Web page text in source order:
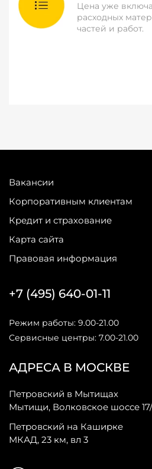
Цена уже
расходных
частей и работ.
Вакансии
Корпоративным клиентам
Кредит и страхование
Карта сайта
Правовая информация
АДРЕСА В МОСКВЕ
Петровский в Мытищах
Мытищи, Волковское шоссе 17/
Петровский на Каширке
МКАД, 23 км, вл 3
+7 (495) 640-01-11
Режим работы: 9.00-21.00
Сервисные центры: 7.00-21.00